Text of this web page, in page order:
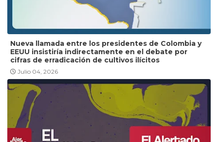
Nueva llamada entre los presidentes de Colombia y
EEUU insistiría indirectamente en el debate por
cifras de erradicación de cultivos ilícitos
Julio 04, 2026